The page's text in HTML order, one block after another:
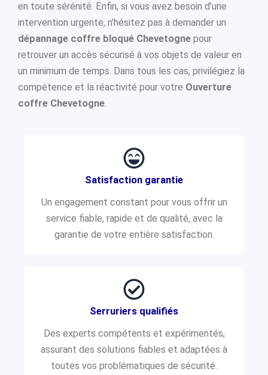
en toute sérénité. Enfin, si vous avez besoin d’une
intervention urgente, n’hésitez pas à demander un
dépannage coffre bloqué Chevetogne pour
retrouver un accès sécurisé à vos objets de valeur en
un minimum de temps. Dans tous les cas, privilégiez la
compétence et la réactivité pour votre Ouverture
coffre Chevetogne.
Satisfaction garantie
Un engagement constant pour vous offrir un
service fiable, rapide et de qualité, avec la
garantie de votre entière satisfaction.
Serruriers qualifiés
Des experts compétents et expérimentés,
assurant des solutions fiables et adaptées à
toutes vos problématiques de sécurité.